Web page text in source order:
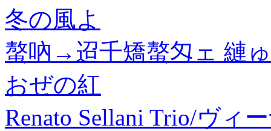
冬の風よ
螯吶→迢千矯螯匁ェ 縺
おぜの紅
Renato Sellani Trio/ヴィ